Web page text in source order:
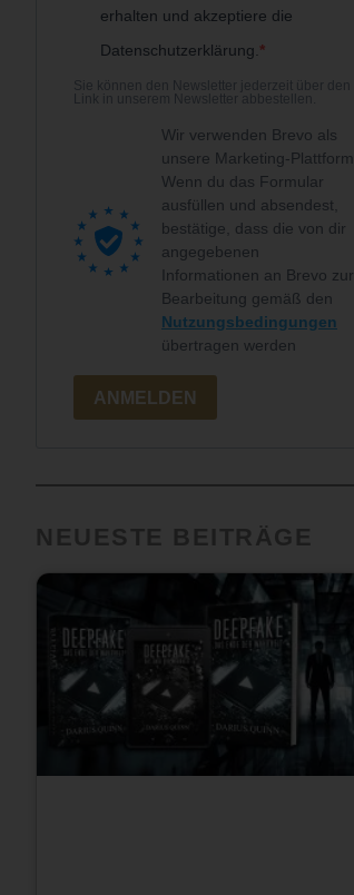
erhalten und akzeptiere die
Datenschutzerklärung.
Sie können den Newsletter jederzeit über den
Link in unserem Newsletter abbestellen.
Wir verwenden Brevo als
unsere Marketing-Plattform.
Wenn du das Formular
ausfüllen und absendest,
bestätige, dass die von dir
angegebenen
Informationen an Brevo zur
Bearbeitung gemäß den
Nutzungsbedingungen
übertragen werden
ANMELDEN